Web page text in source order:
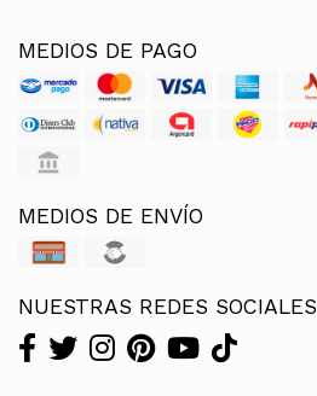
MEDIOS DE PAGO
MEDIOS DE ENVÍO
NUESTRAS REDES SOCIALES